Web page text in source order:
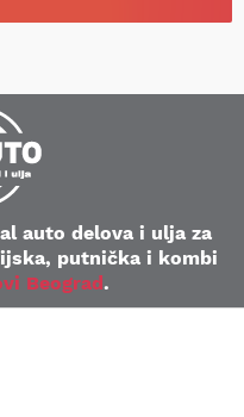
auto delova i ulja za
putnička i kombi
Beograd.